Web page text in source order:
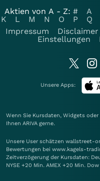
Aktien von A - Z: # A
K
L M N O P Q
Impressum
Disclaimer
Einstellungen
Unsere Apps:
Wenn Sie Kursdaten, Widgets
Ihnen ARIVA gerne.
Unsere User schätzen wallstreet-
Bewertungen bei www.kagels-
Zeitverzögerung der Kursdaten:
NYSE +20 Min. AMEX +20 Min.